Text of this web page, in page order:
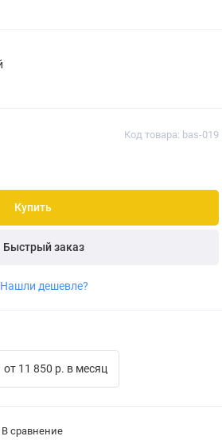
Код товара: bas-019
Купить
Быстрый заказ
Нашли дешевле?
В сравнение
от 11 850 р. в месяц